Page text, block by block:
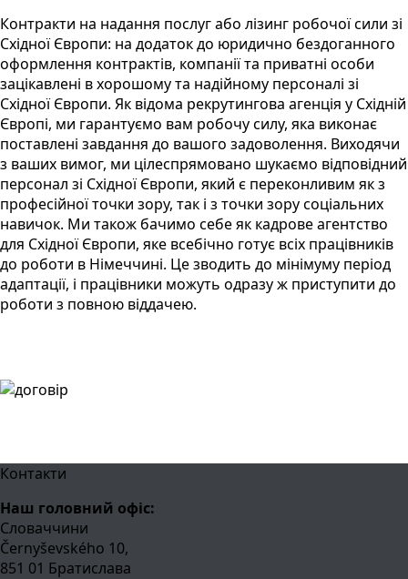
Контракти на надання послуг або лізинг робочої сили зі
Східної Європи: на додаток до юридично бездоганного
оформлення контрактів, компанії та приватні особи
зацікавлені в хорошому та надійному персоналі зі
Східної Європи. Як відома рекрутингова агенція у Східній
Європі, ми гарантуємо вам робочу силу, яка виконає
поставлені завдання до вашого задоволення. Виходячи
з ваших вимог, ми цілеспрямовано шукаємо відповідний
персонал зі Східної Європи, який є переконливим як з
професійної точки зору, так і з точки зору соціальних
навичок. Ми також бачимо себе як кадрове агентство
для Східної Європи, яке всебічно готує всіх працівників
до роботи в Німеччині. Це зводить до мінімуму період
адаптації, і працівники можуть одразу ж приступити до
роботи з повною віддачею.
Контакти
Наш головний офіс:
Словаччини
Černyševského 10,
851 01 Братислава